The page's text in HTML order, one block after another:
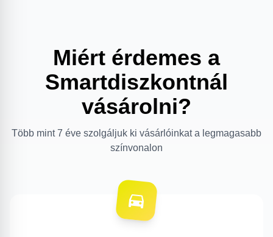
Miért érdemes a
Smartdiszkontnál
vásárolni?
Több mint 7 éve szolgáljuk ki vásárlóinkat a legmagasabb
színvonalon